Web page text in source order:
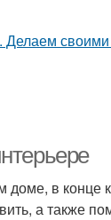
в конце
а также